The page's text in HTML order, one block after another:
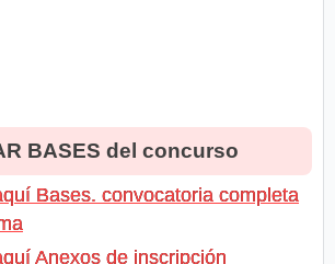
BASES del concurso
Bases. convocatoria completa
Anexos de inscripción